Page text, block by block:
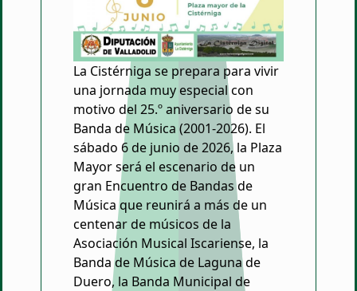
La Cistérniga se prepara para vivir
una jornada muy especial con
motivo del 25.º aniversario de su
Banda de Música (2001-2026). El
sábado 6 de junio de 2026, la Plaza
Mayor será el escenario de un
gran Encuentro de Bandas de
Música que reunirá a más de un
centenar de músicos de la
Asociación Musical Iscariense, la
Banda de Música de Laguna de
Duero, la Banda Municipal de